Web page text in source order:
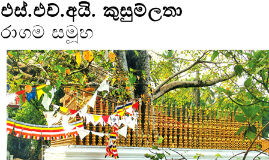
එස්.එච්.අයි. කුසුම්ලතා
රාගම සමූහ